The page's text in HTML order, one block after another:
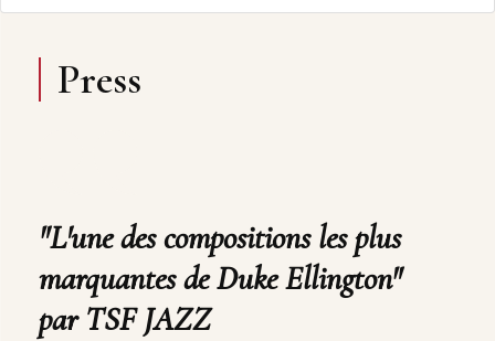
Press
"L'une des compositions les plus
marquantes de Duke Ellington"
par TSF JAZZ